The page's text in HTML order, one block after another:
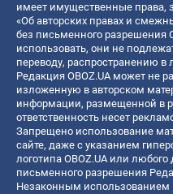
имеет имущественные
«Об авторских правах и
без письменного разрешения
использовать, они не
переводу, распространению
Редакция OBOZ.UA может не
изложенную в авторском
информации, размещенной в
ответственность несет
Запрещено использование
сайте, даже с указанием
логотипа OBOZ.UA или
письменного разрешения
Незаконным использованием